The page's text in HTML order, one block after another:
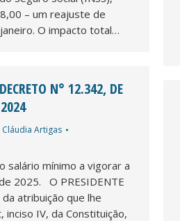
– um reajuste de
O impacto total…
N° 12.342, DE
Cláudia Artigas
salário mínimo a vigorar a
2025. O PRESIDENTE
da atribuição que lhe
IV, da Constituição,